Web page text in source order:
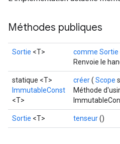
Méthodes publiques
Sortie <T> comme Sortie
Renvoie le
statique <T>
ImmutableConst
<T>
créer( Scope
Méthode
Sortie <T> tenseur()